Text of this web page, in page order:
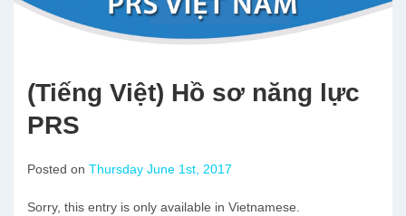
(Tiếng Việt) Hồ sơ năng lực
PRS
Posted on Thursday June 1st, 2017
Sorry, this entry is only available in Vietnamese.